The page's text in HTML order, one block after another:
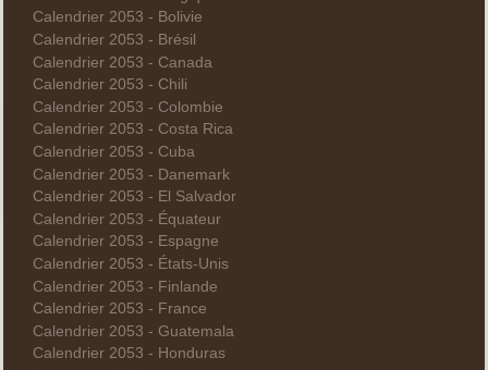
Calendrier 2053 - Bolivie
Calendrier 2053 - Brésil
Calendrier 2053 - Canada
Calendrier 2053 - Chili
Calendrier 2053 - Colombie
Calendrier 2053 - Costa Rica
Calendrier 2053 - Cuba
Calendrier 2053 - Danemark
Calendrier 2053 - El Salvador
Calendrier 2053 - Équateur
Calendrier 2053 - Espagne
Calendrier 2053 - États-Unis
Calendrier 2053 - Finlande
Calendrier 2053 - France
Calendrier 2053 - Guatemala
Calendrier 2053 - Honduras